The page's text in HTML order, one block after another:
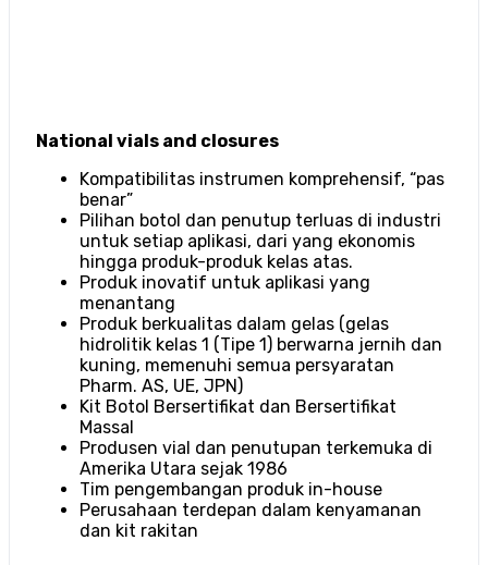
National vials and closures
Kompatibilitas instrumen komprehensif, “pas
benar”
Pilihan botol dan penutup terluas di industri
untuk setiap aplikasi, dari yang ekonomis
hingga produk-produk kelas atas.
Produk inovatif untuk aplikasi yang
menantang
Produk berkualitas dalam gelas (gelas
hidrolitik kelas 1 (Tipe 1) berwarna jernih dan
kuning, memenuhi semua persyaratan
Pharm. AS, UE, JPN)
Kit Botol Bersertifikat dan Bersertifikat
Massal
Produsen vial dan penutupan terkemuka di
Amerika Utara sejak 1986
Tim pengembangan produk in-house
Perusahaan terdepan dalam kenyamanan
dan kit rakitan